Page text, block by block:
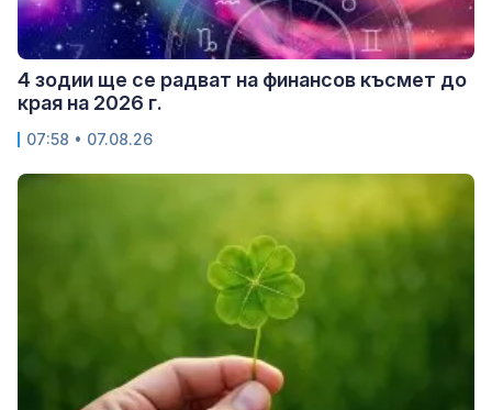
4 зодии ще се радват на финансов късмет до
края на 2026 г.
07:58 • 07.08.26